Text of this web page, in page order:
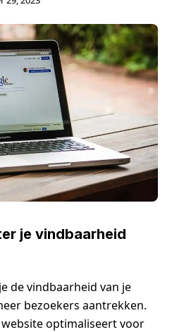
je vindbaarheid
de vindbaarheid van je
bezoekers aantrekken.
optimaliseert voor